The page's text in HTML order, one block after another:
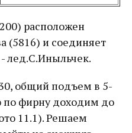
расположен
(5816) и соединяет
лед.С.Иныльчек.
общий подъем в 5-
по фирну доходим до
11.1). Решаем